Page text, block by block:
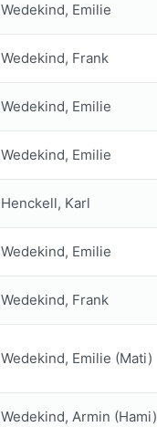
Wedekind, Emilie
Wedekind, Frank
Wedekind, Emilie
Wedekind, Emilie
Henckell, Karl
Wedekind, Emilie
Wedekind, Frank
Wedekind, Emilie (Mati)
Wedekind, Armin (Hami)